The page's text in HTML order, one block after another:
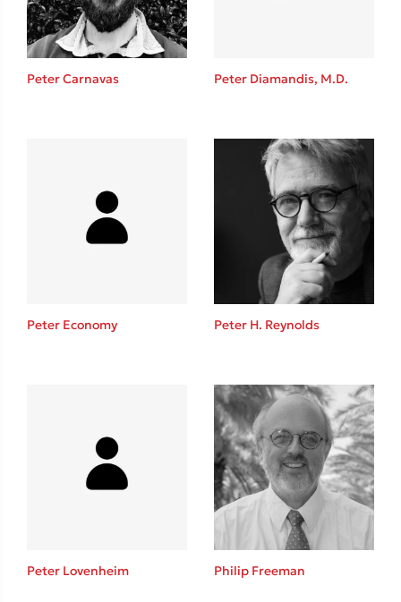
Δημοφιλείς Συγγραφείς
Φυστίκι ΠουΚυλάει
Κατρίνα Τσάνταλη
Lucinda Riley
Mimi Matthews
Teo Benedetti
Pierdomenico Baccalario
Δανάη Ιμπραχήμ
Τεστ: Ποιο αστυνομικό βιβλίο σου ταιριάζει για το καλοκαίρι;
Peter Carnavas Peter Diamandis, M.D.
Peter Economy Peter H. Reynolds
Peter Lovenheim Philip Freeman